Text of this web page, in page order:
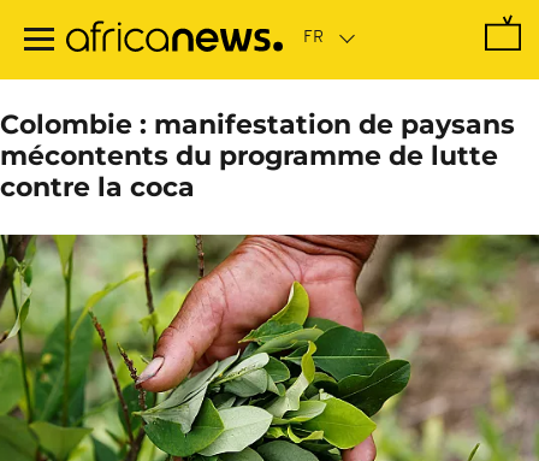
contenu
Colombie : manifestation de paysans
mécontents du programme de lutte
contre la coca